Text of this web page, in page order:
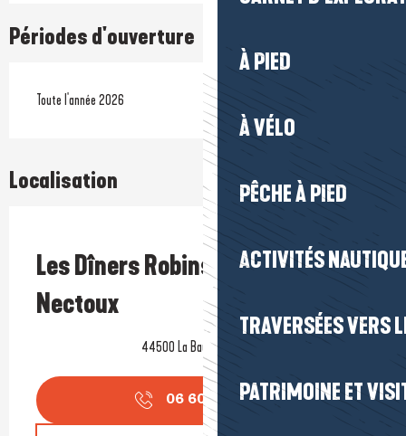
À PIED
À VÉLO
PÊCHE À PIED
ACTIVITÉS
TRAVERSÉES VERS
PATRIMOINE ET
Périodes d'ouverture
Toute l'année 2026
Localisation
Les Dîners Robinson - Nathalie
Nectoux
Prestataire engagé dans une démarche environnementale
44500 La Baule-Escoublac
06 60 19 28▒▒